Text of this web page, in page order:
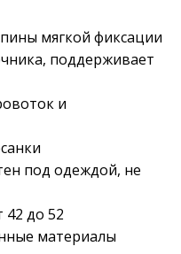
мягкой фиксации
поддерживает
и
под одеждой, не
до 52
материалы